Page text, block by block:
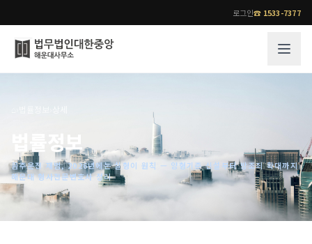
로그인☎ 1533-7377
오시는 길
통합검색
기업 인사이트
사례분석/최신동향
법률정보
법률정보
음주운전 재범, 2026년에는 실형이 원칙 — 양형기준 신설부터 방조죄 확대까지
해운대 형사전문변호사 정리